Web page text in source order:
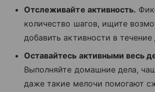
Отслеживайте активность.
количество шагов, ищите
добавить активности в течение
Оставайтесь активными весь
Выполняйте домашние дела,
даже такие мелочи помогают